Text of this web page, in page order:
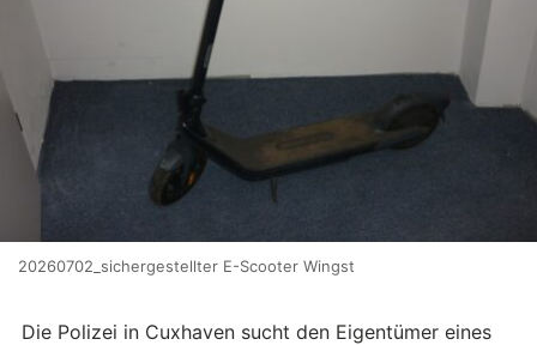
20260702_sichergestellter E-Scooter Wingst
Die Polizei in Cuxhaven sucht den Eigentümer eines